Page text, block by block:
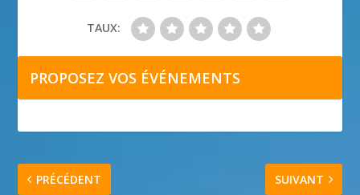
TAUX:
PROPOSEZ VOS ÉVÉNEMENTS
PRÉCÉDENT SUIVANT